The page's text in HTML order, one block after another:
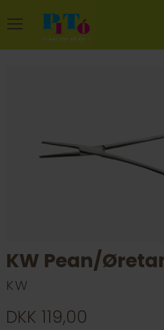
KW Pean/
KW
DKK 119,00